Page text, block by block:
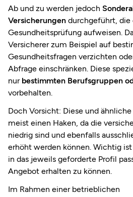
Ab und zu werden jedoch
Versicherungen durchgeführt,
Gesundheitsprüfung aufweisen.
Versicherer zum Beispiel auf
Gesundheitsfragen verzichten
Abfrage einschränken. Diese
nur bestimmten Berufsgruppen
vorbehalten.
Doch Vorsicht: Diese und
meist einen Haken, da die
niedrig sind und ebenfalls
erhöht werden können. Wichtig
in das jeweils geforderte Profil
Angebot erhalten zu können.
Im Rahmen einer betrieblichen